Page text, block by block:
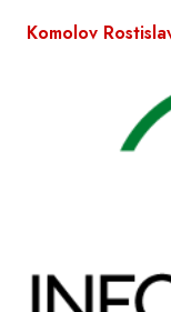
Komolov